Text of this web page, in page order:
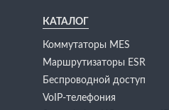
КАТАЛОГ
Коммутаторы MES
Маршрутизаторы ESR
Беспроводной доступ
VoIP-телефония